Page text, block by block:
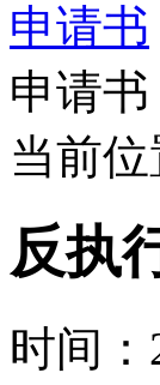
申请书
申请书
当前位
反执
时间：